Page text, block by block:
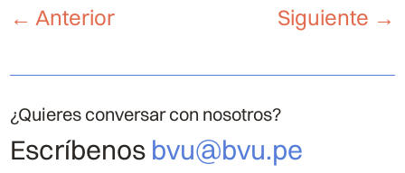
←Anterior Siguiente →
¿Quieres conversar con nosotros?
Escríbenos bvu@bvu.pe